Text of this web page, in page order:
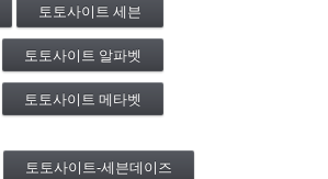
토토사이트 세븐
토토사이트 알파벳
토토사이트 메타벳
토토사이트-세븐데이즈